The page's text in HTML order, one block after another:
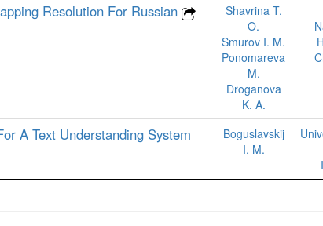
Resolution For Russian
Shavrina T.
O.
Smurov I. M.
Ponomareva
M.
Droganova
K. A.
A Text Understanding System
Boguslavskij
I. M.